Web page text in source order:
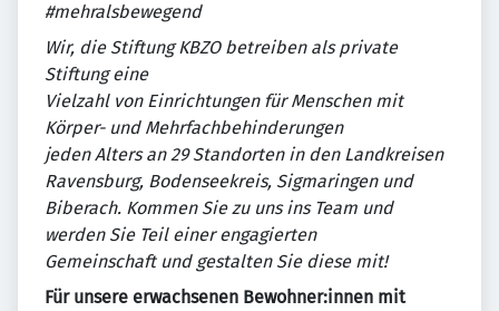
#mehralsbewegend
Wir, die Stiftung KBZO betreiben als private
Stiftung eine
Vielzahl von Einrichtungen für Menschen mit
Körper- und Mehrfachbehinderungen
jeden Alters an 29 Standorten in den Landkreisen
Ravensburg, Bodenseekreis, Sigmaringen und
Biberach. Kommen Sie zu uns ins Team und
werden Sie Teil einer engagierten
Gemeinschaft und gestalten Sie diese mit!
Für unsere erwachsenen Bewohner:innen mit